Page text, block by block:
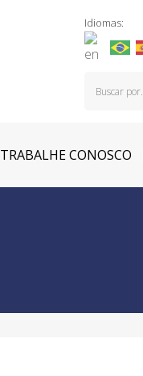
Idiomas:
TRABALHE CONOSCO